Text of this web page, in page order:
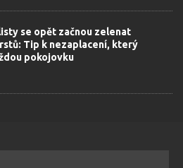
se opět začnou zelenat
Tip k nezaplacení, který
pokojovku